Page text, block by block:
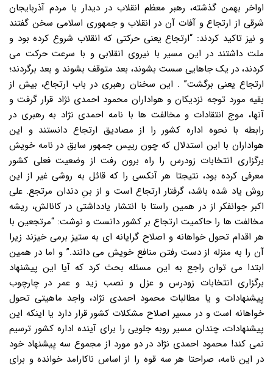
اواخر بهمن گذشته، رهبر معظم انقلاب در دیدار با مردم آذربایجان
شرقی از ارتجاع و آفات آن در انقلاب و جمهوری اسلامی سخن گفتند
و نیز تاکید کردند: “ارتجاع یعنی حرکتی که انقلاب شروع کرده بود و
ملت داشتند در این مسیر با نیروی انقلابی و با سرعت حرکت می
کردند، در یک جاهایی سست بشوند، بعد متوقف بشوند و بعد برگردند؛
ارتجاع یعنی برگشت” . این سخنان رهبری در باب ارتجاع، بیش از
بقیه مورد توجه نزدیکان و هواداران محمود احمدی نژاد قرار گرفت و
آنها، موج انتقادات و مخالفت ها با نامه احمدی نژاد به رهبری در
رابطه با نحوه اداره کشور را از مصادیق ارتجاع دانستند و این
هواداران با این استدلال که چون رییس جمهور سابق در نامه خویش
برگزاری انتخابات زودرس را راه برون رفت از وضعیت فعلی کشور
معرفی کرده بود، نتیجتا هر آنکسی را که قائل به روشی غیر از این
روش یاد شده باشد، گرفتار ارتجاع است و از بنِ دندان مرتجع. علی
اکبر جوانفکر از در همین راستا با انتشار یادداشتی در کانالش، ریشه
مخالفت ها را حاکمیت ارتجاع بر کشور دانست و نوشت: “مرتجعین با
هر اقدام تحول خواهانه و اصلاح گرایانه ای به ستیز برمی خیزند زیرا
آن را به منزله از دست رفتن منافع خویش می دانند.” و اما در همین
ابتدا می توان راجع به این مسئله بحث کرد که آیا این پیشنهاد
برگزاری انتخابات زودرس و عزل و نصب زید و عمر در چارچوب
پیشنهادات و یا مطالبات محمود احمدی نژاد، واجد ماهیتی تحول
خواهانه است و در مسیر اصلاح مشکلات کشور قرار دارد یا اینکه این
پیشنهادات، چندان مسیر روبه جلویی را برای آینده اداره کشور ترسیم
نمی کند! محمود احمدی نژاد در دو مورد از مجموع سه پیشنهاد خود
در این نامه، صراحتا هر سه قوه را از اساس ناکارامد خوانده و برای